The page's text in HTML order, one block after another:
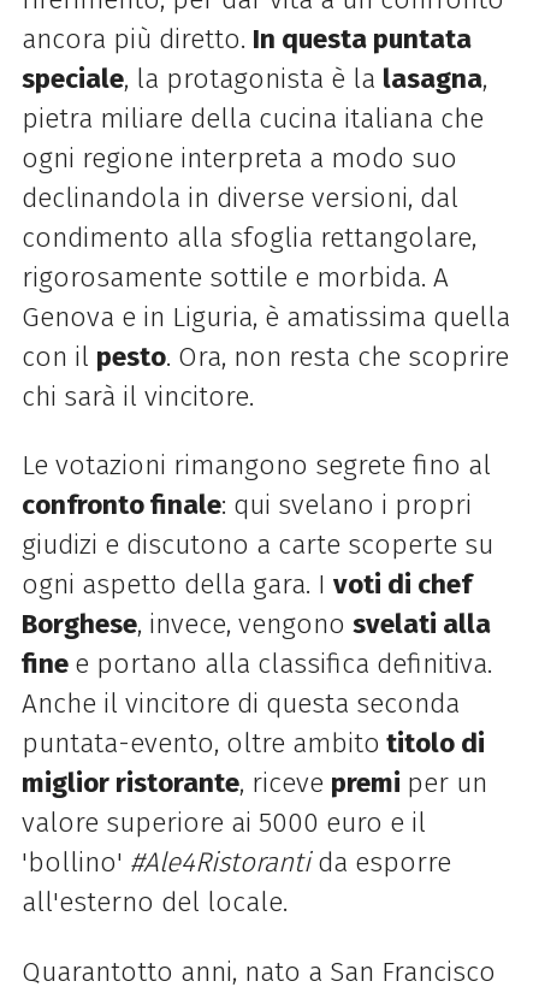
ancora più diretto. In questa puntata
speciale, la protagonista è la lasagna,
pietra miliare della cucina italiana che
ogni regione interpreta a modo suo
declinandola in diverse versioni, dal
condimento alla sfoglia rettangolare,
rigorosamente sottile e morbida. A
Genova e in Liguria, è amatissima quella
con il pesto. Ora, non resta che scoprire
chi sarà il vincitore.
Le votazioni rimangono segrete fino al
confronto finale: qui svelano i propri
giudizi e discutono a carte scoperte su
ogni aspetto della gara. I voti di chef
Borghese, invece, vengono svelati alla
fine e portano alla classifica definitiva.
Anche il vincitore di questa seconda
puntata-evento, oltre ambito titolo di
miglior ristorante, riceve premi per un
valore superiore ai 5000 euro e il
'bollino' #Ale4Ristorantida esporre
all'esterno del locale.
Quarantotto anni, nato a San Francisco